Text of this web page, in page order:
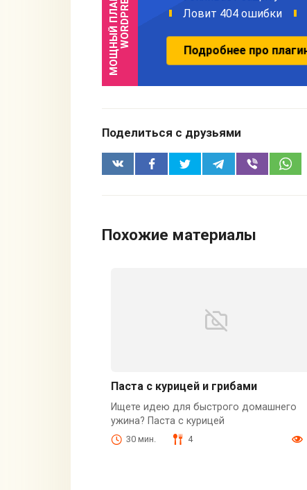
Поделиться с друзьями
Похожие материалы
Паста с курицей и грибами
Ищете идею для быстрого домашнего
ужина? Паста с курицей
30 мин. 4